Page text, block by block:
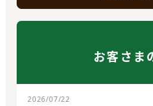
お客さま
2026/07/22